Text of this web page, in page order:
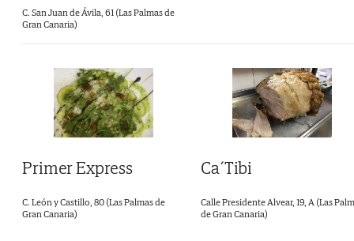
C. San Juan de Ávila, 61 (Las Palmas de
Gran Canaria)
Primer Express
C. León y Castillo, 80 (Las Palmas de
Gran Canaria)
Ca´Tibi
Calle Presidente Alvear, 19, A (Las
de Gran Canaria)